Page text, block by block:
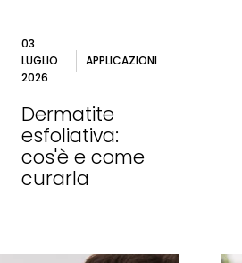
03
LUGLIO
2026
APPLICAZIONI
Dermatite
esfoliativa:
cos'è e come
curarla